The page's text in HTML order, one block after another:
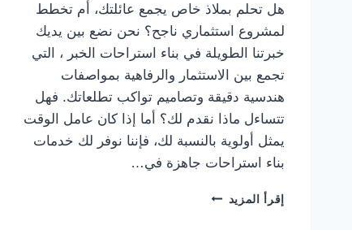
​هل تحلم بملاذ خاص يجمع عائلتك، أم تخطط
لمشروع استثماري ناجح؟ نحن نضع بين يديك
خبرتنا الطويلة في بناء استراحات الخبر ، التي
تجمع بين الاستثمار والرفاهية بمواصفات
هندسية دقيقة وتصاميم تواكب تطلعاتك. ​فهل
تتساءل ماذا نقدم لك؟ أما إذا كان عامل الوقت
يمثل أولوية بالنسبة لك، فإننا نوفر لك خدمات
بناء استراحات جاهزة في…
إقرأ المزيد بناء